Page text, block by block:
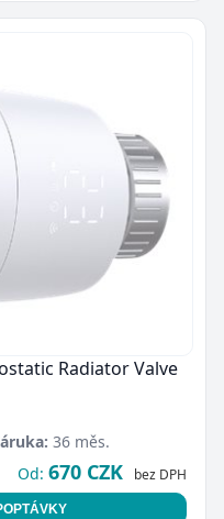
Radiator Valve
36 měs.
Od: 670 CZK bez DPH